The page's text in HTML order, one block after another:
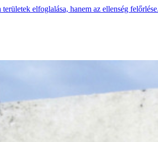
elfoglalása, hanem az ellenség